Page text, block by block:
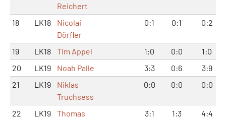
Reichert
18 LK18
Nicolai
Dörfler
0:1 0:1 0:2
19 LK18 TIm Appel 1:0 0:0
1:0
20
LK19 Noah Palle 3:3 0:6
3:9
21
LK19
Niklas
Truchsess
0:0 0:0 0:0
22 LK19
Thomas
3:1 1:3 4:4